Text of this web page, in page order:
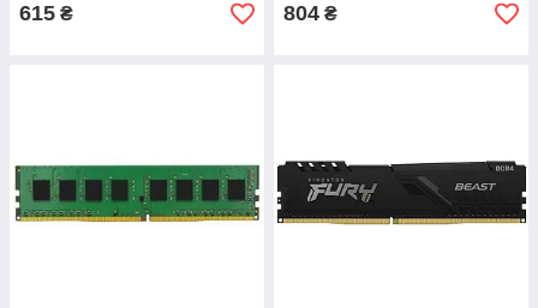
615 ₴ 804 ₴